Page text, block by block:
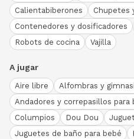
Calientabiberones
Chupetes
Contenedores y dosificadores
Robots de cocina
Vajilla
A jugar
Aire libre
Alfombras y
Andadores y correpasillos para
Columpios
Dou Dou
Juguetes de baño para bebé